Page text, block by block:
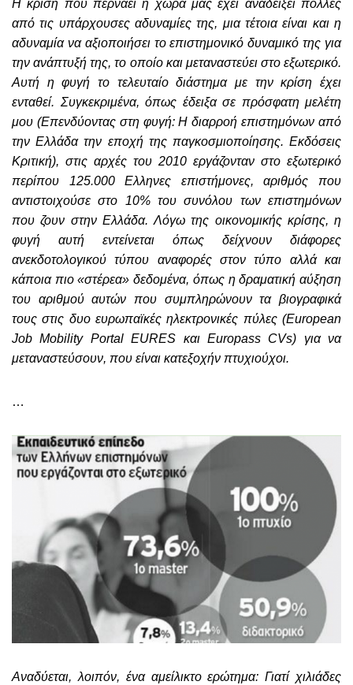
Η κρίση που περνάει η χώρα μας έχει αναδείξει πολλές
από τις υπάρχουσες αδυναμίες της, μια τέτοια είναι και η
αδυναμία να αξιοποιήσει το επιστημονικό δυναμικό της για
την ανάπτυξή της, το οποίο και μεταναστεύει στο εξωτερικό.
Αυτή η φυγή το τελευταίο διάστημα με την κρίση έχει
ενταθεί. Συγκεκριμένα, όπως έδειξα σε πρόσφατη μελέτη
μου (Επενδύοντας στη φυγή: Η διαρροή επιστημόνων από
την Ελλάδα την εποχή της παγκοσμιοποίησης. Εκδόσεις
Κριτική), στις αρχές του 2010 εργάζονταν στο εξωτερικό
περίπου 125.000 Ελληνες επιστήμονες, αριθμός που
αντιστοιχούσε στο 10% του συνόλου των επιστημόνων
που ζουν στην Ελλάδα. Λόγω της οικονομικής κρίσης, η
φυγή αυτή εντείνεται όπως δείχνουν διάφορες
ανεκδοτολογικού τύπου αναφορές στον τύπο αλλά και
κάποια πιο «στέρεα» δεδομένα, όπως η δραματική αύξηση
του αριθμού αυτών που συμπληρώνουν τα βιογραφικά
τους στις δυο ευρωπαϊκές ηλεκτρονικές πύλες (European
Job Mobility Portal EURES και Europass CVs) για να
μεταναστεύσουν, που είναι κατεξοχήν πτυχιούχοι.
…
Αναδύεται, λοιπόν, ένα αμείλικτο ερώτημα: Γιατί χιλιάδες